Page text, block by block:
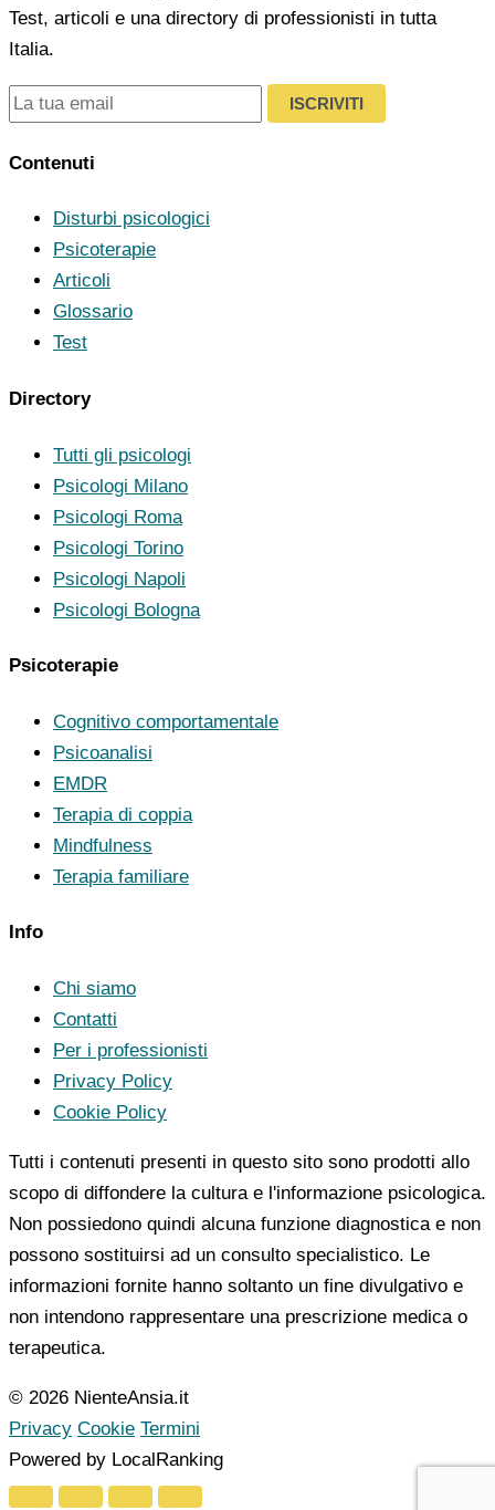
Test, articoli e una directory di professionisti in tutta
Italia.
ISCRIVITI
Contenuti
Disturbi psicologici
Psicoterapie
Articoli
Glossario
Test
Directory
Tutti gli psicologi
Psicologi Milano
Psicologi Roma
Psicologi Torino
Psicologi Napoli
Psicologi Bologna
Psicoterapie
Cognitivo comportamentale
Psicoanalisi
EMDR
Terapia di coppia
Mindfulness
Terapia familiare
Info
Chi siamo
Contatti
Per i professionisti
Privacy Policy
Cookie Policy
Tutti i contenuti presenti in questo sito sono prodotti allo
scopo di diffondere la cultura e l'informazione psicologica.
Non possiedono quindi alcuna funzione diagnostica e non
possono sostituirsi ad un consulto specialistico. Le
informazioni fornite hanno soltanto un fine divulgativo e
non intendono rappresentare una prescrizione medica o
terapeutica.
© 2026 NienteAnsia.it
Privacy Cookie Termini
Powered by LocalRanking